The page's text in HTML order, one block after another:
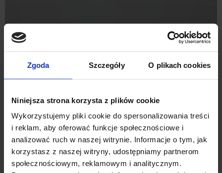
Zgoda Szczegóły O plikach cookies
Niniejsza strona korzysta z plików cookie
Wykorzystujemy pliki cookie do spersonalizowania treści
i reklam, aby oferować funkcje społecznościowe i
analizować ruch w naszej witrynie. Informacje o tym, jak
korzystasz z naszej witryny, udostępniamy partnerom
społecznościowym, reklamowym i analitycznym.
RĘKAW BIAŁY CLASSIC FIT
339,00 ZŁ
219,00 ZŁ
Najniższa cena z 30 dni przed promocją: